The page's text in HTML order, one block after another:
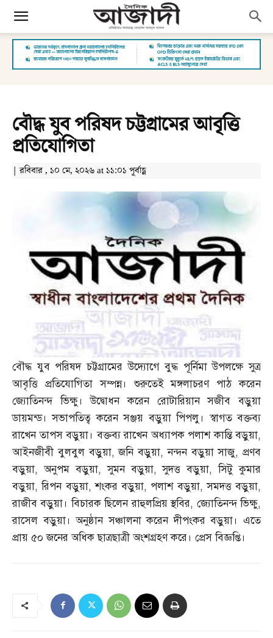
বৌদ্ধ যুব পরিষদ চট্টগ্রামের আবৃত্তি
প্রতিযোগিতা
| রবিবার , ১০ মে, ২০২৬ at ১১:০১ পূর্বাহ্ণ
বৌদ্ধ যুব পরিষদ চট্টগ্রামের উদ্যোগে বুদ্ধ পূর্নিমা উপলক্ষে সুত্র
আবৃত্তি প্রতিযোগিতা সম্পন্ন। শুরুতেই মঙ্গলাচরণ পাঠ করেন
জ্যোতিনন্দ ভিক্ষু। উদ্বোধন করেন রোটারিয়ান সজীব বড়ুয়া
ডায়মন্ড। সভাপতিত্ব করেন সঞ্জয় বড়ুয়া পিপলু। স্বাগত বক্তব্য
রাখেন তাপস বড়ুয়া। বক্তব্য রাখেন অধ্যাপক পলাশ কান্তি বড়ুয়া,
আইনজীবী বুলবুল বড়ুয়া,জনি বড়ুয়া,নন্দন বড়ুয়া সাজু, প্রণব
বড়ুয়া,অনুপম বড়ুয়া,সুমন বড়ুয়া,সুদত্ত বড়ুয়া,সিটু কুমার
বড়ুয়া,রিপন বড়ুয়া,শংকর বড়ুয়া, পলাশ বড়ুয়া,সমদত্ত বড়ুয়া,
রাজীব বড়ুয়া। বিচারক ছিলেন রাহুলপ্রিয় স্থবির, জ্যোতিনন্দ ভিক্ষু,
রাসেল বড়ুয়া। অনুষ্ঠান সঞ্চালনা করেন দীপংকর বড়ুয়া। এতে
প্রায় ৫০ জনের অধিক ছাত্রছাত্রী অংশগ্রহণ করে। প্রেস বিজ্ঞপ্তি।